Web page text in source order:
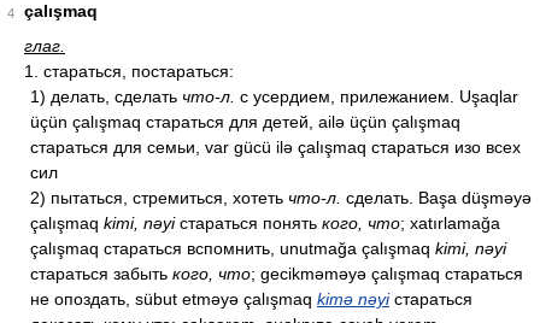
4
çalışmaq
глаг.
1. стараться, постараться:
1) делать, сделать что-л. с усердием, прилежанием. Uşaqlar
üçün çalışmaq стараться для детей, ailə üçün çalışmaq
стараться для семьи, var gücü ilə çalışmaq стараться изо всех
сил
2) пытаться, стремиться, хотеть что-л. сделать. Başa düşməyə
çalışmaq kimi, nəyiстараться понять кого, что; xatırlamağa
çalışmaq стараться вспомнить, unutmağa çalışmaq kimi, nəyi
стараться забыть кого, что; gecikməməyə çalışmaq стараться
не опоздать, sübut etməyə çalışmaq kimə nəyiстараться